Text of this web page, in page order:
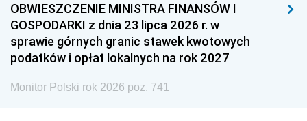
OBWIESZCZENIE MINISTRA FINANSÓW I
GOSPODARKI z dnia 23 lipca 2026 r. w
sprawie górnych granic stawek kwotowych
podatków i opłat lokalnych na rok 2027
Monitor Polski rok 2026 poz. 741